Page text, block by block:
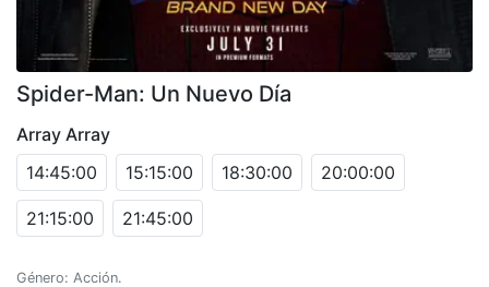
Spider-Man: Un Nuevo Día
Array Array
14:45:00
15:15:00 18:30:00 20:00:00
21:15:00 21:45:00
Género: Acción.